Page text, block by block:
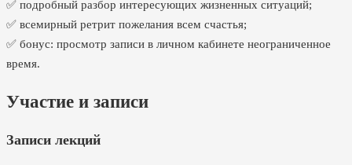
✅ подробный разбор интересующих жизненных ситуаций;
✅ всемирный ретрит пожелания всем счастья;
✅ бонус: просмотр записи в личном кабинете неограниченное
время.
Участие и записи
Записи лекций